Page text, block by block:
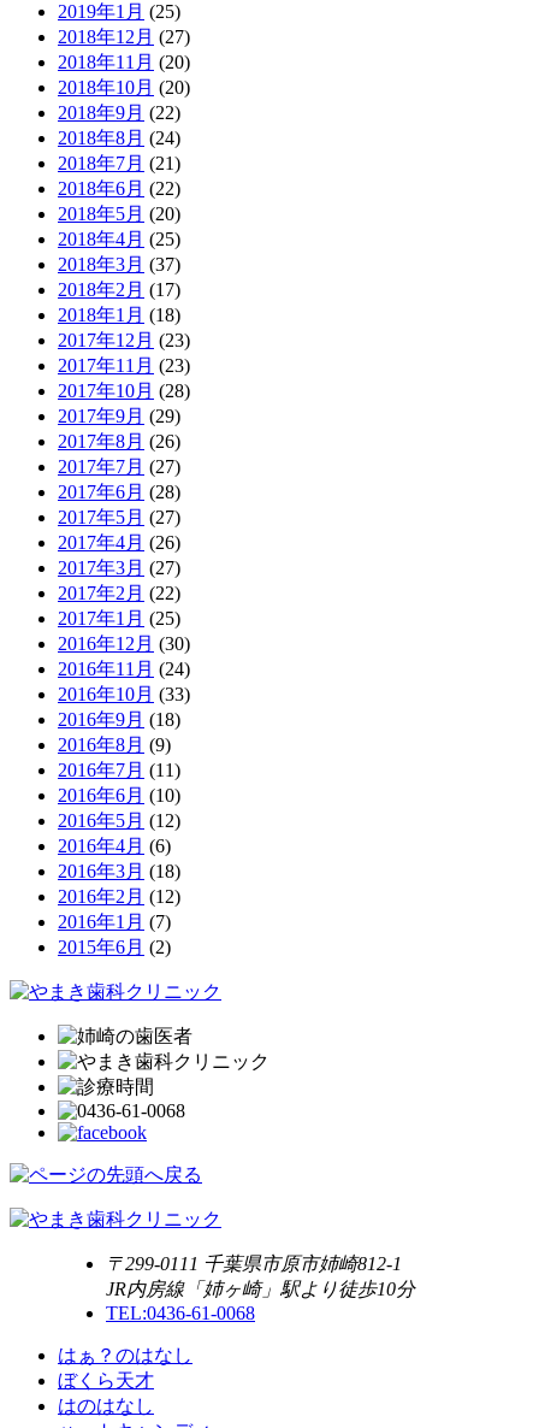
2019年1月 (25)
2018年12月 (27)
2018年11月 (20)
2018年10月 (20)
2018年9月 (22)
2018年8月 (24)
2018年7月 (21)
2018年6月 (22)
2018年5月 (20)
2018年4月 (25)
2018年3月 (37)
2018年2月 (17)
2018年1月 (18)
2017年12月 (23)
2017年11月 (23)
2017年10月 (28)
2017年9月 (29)
2017年8月 (26)
2017年7月 (27)
2017年6月 (28)
2017年5月 (27)
2017年4月 (26)
2017年3月 (27)
2017年2月 (22)
2017年1月 (25)
2016年12月 (30)
2016年11月 (24)
2016年10月 (33)
2016年9月 (18)
2016年8月 (9)
2016年7月 (11)
2016年6月 (10)
2016年5月 (12)
2016年4月 (6)
2016年3月 (18)
2016年2月 (12)
2016年1月 (7)
2015年6月 (2)
〒299-0111 千葉県市原市姉崎812-1
JR内房線「姉ヶ崎」駅より徒歩10分
TEL:0436-61-0068
はぁ？のはなし
ぼくら天才
はのはなし